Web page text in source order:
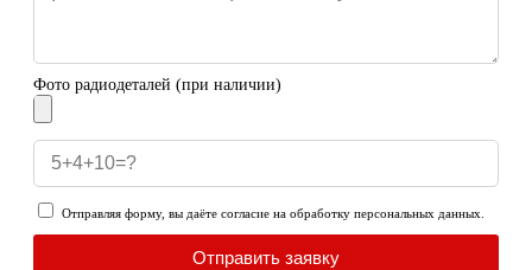
Фото радиодеталей (при наличии)
Отправляя форму, вы даёте согласие на обработку персональных данных.
Отправить заявку